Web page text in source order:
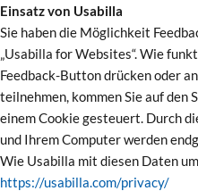
Einsatz von Usabilla
Sie haben die Möglichkeit
„Usabilla for Websites“. Wie
Feedback-Button drücken oder
teilnehmen, kommen Sie auf den
einem Cookie gesteuert. Durch
und Ihrem Computer werden
Wie Usabilla mit diesen Daten
https://usabilla.com/privacy/